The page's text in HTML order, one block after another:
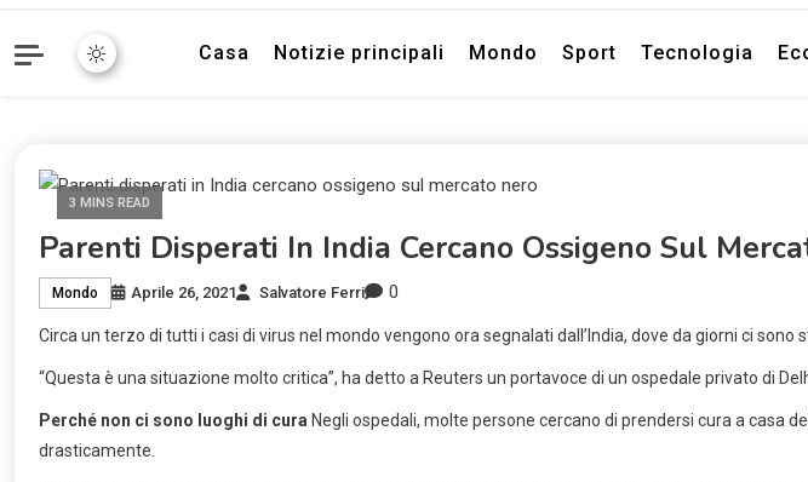
Casa Notizie principali Mondo Sport Tecnologia
3 MINS READ
Parenti Disperati In India Cercano Ossigeno Sul
Mondo Aprile 26, 2021 Salvatore Ferri 0
Circa un terzo di tutti i casi di virus nel mondo vengono ora segnalati dall’India, dove da giorni ci
“Questa è una situazione molto critica”, ha detto a Reuters un portavoce di un ospedale privato di
Perché non ci sono luoghi di cura Negli ospedali, molte persone cercano di prendersi cura a casa
drasticamente.